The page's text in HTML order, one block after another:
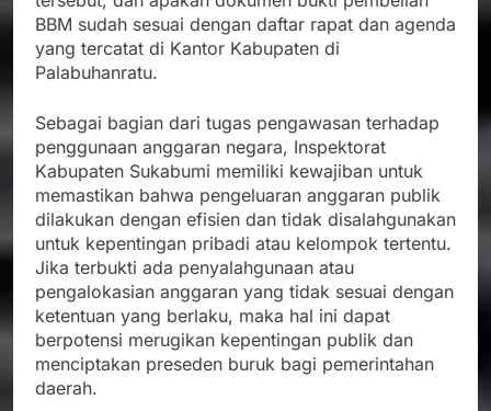
BBM sudah sesuai dengan daftar rapat dan agenda
yang tercatat di Kantor Kabupaten di
Palabuhanratu.
Sebagai bagian dari tugas pengawasan terhadap
penggunaan anggaran negara, Inspektorat
Kabupaten Sukabumi memiliki kewajiban untuk
memastikan bahwa pengeluaran anggaran publik
dilakukan dengan efisien dan tidak disalahgunakan
untuk kepentingan pribadi atau kelompok tertentu.
Jika terbukti ada penyalahgunaan atau
pengalokasian anggaran yang tidak sesuai dengan
ketentuan yang berlaku, maka hal ini dapat
berpotensi merugikan kepentingan publik dan
menciptakan preseden buruk bagi pemerintahan
daerah.